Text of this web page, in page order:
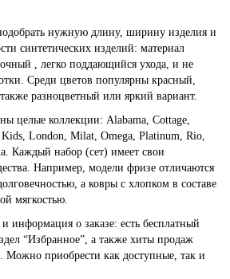
нужную длину, ширину изделия и
синтетических изделий: материал
, легко поддающийся ухода, и не
Среди цветов популярны красный,
разноцветный или яркий вариант.
целые коллекции: Alabama, Cottage,
London, Milat, Omega, Platinum, Rio,
Каждый набор (сет) имеет свои
Например, модели фризе отличаются
а ковры с хлопком в составе
мягкостью.
информация о заказе: есть бесплатный
“Избранное”, а также хиты продаж
Можно приобрести как доступные, так и